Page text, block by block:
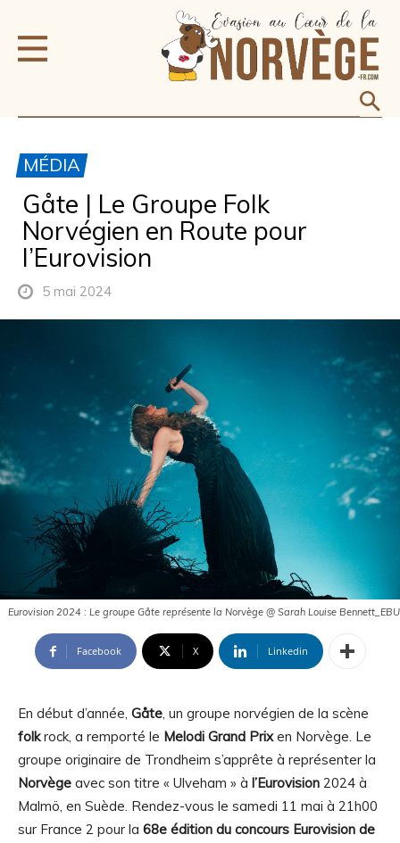
MÉDIA
Gåte | Le Groupe Folk
Norvégien en Route pour
l’Eurovision
5 mai 2024
Eurovision 2024 : Le groupe Gåte représente la Norvège @ Sarah Louise Bennett_EBU
Facebook X Linkedin
En début d’année, Gåte, un groupe norvégien de la scène
folkrock, a remporté le Melodi Grand Prixen Norvège. Le
groupe originaire de Trondheim s’apprête à représenter la
Norvège avec son titre « Ulveham » à l’Eurovision 2024 à
Malmö, en Suède. Rendez-vous le samedi 11 mai à 21h00
sur France 2 pour la 68e édition du concours Eurovision de